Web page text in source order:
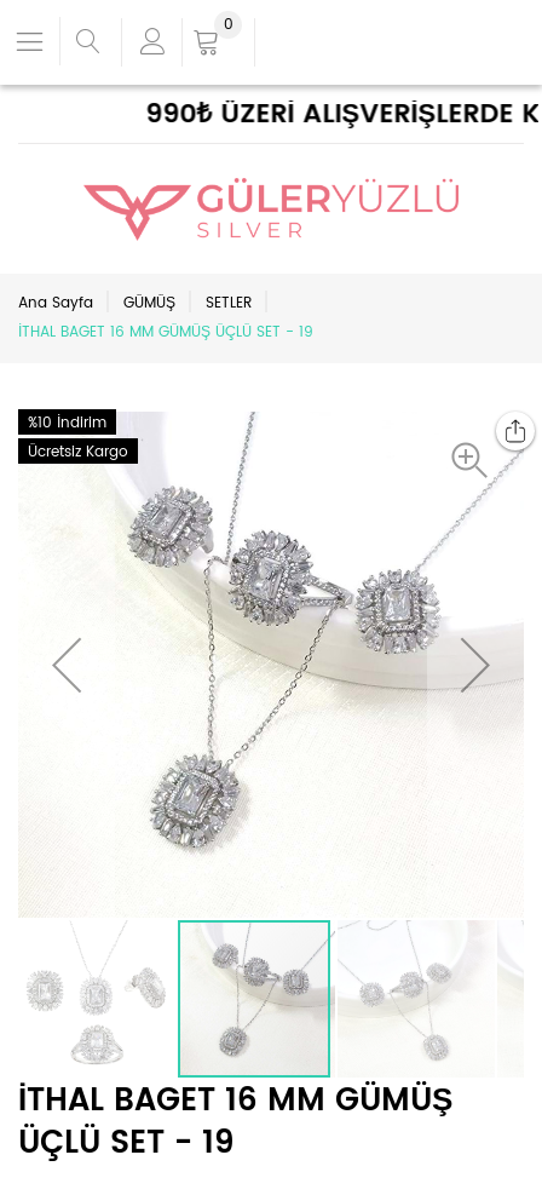
990₺ ÜZERİ ALIŞVERİŞLERDE
0
Ana Sayfa GÜMÜŞ
SETLER
İTHAL BAGET 16 MM GÜMÜŞ ÜÇLÜ SET - 19
İTHAL BAGET 16 MM GÜMÜŞ
ÜÇLÜ SET - 19
%10 İndirim
Ücretsiz Kargo